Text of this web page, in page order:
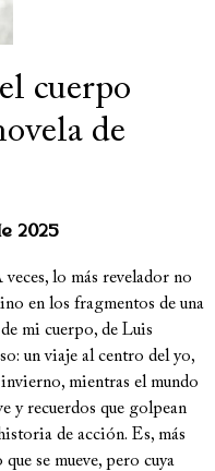
cuerpo
de
2025
lo más revelador no
en los fragmentos de una
mi cuerpo, de Luis
un viaje al centro del yo,
mientras el mundo
y recuerdos que golpean
de acción. Es, más
se mueve, pero cuya